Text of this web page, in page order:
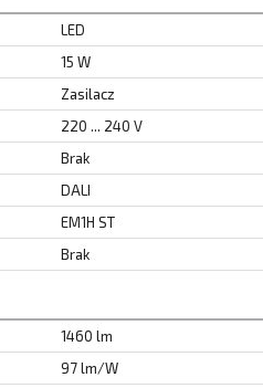
LED
15 W
Zasilacz
220 ... 240 V
Brak
DALI
EM1H ST
Brak
1460 lm
97 lm/W